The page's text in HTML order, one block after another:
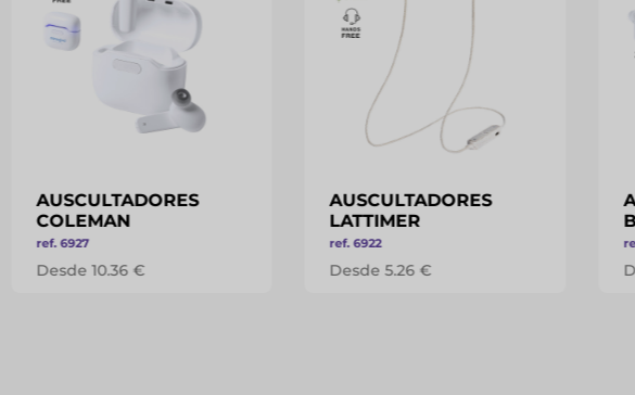
AUSCULTADORES
COLEMAN
ref. 6927
Desde 10.36 €
AUSCULTADORES
LATTIMER
ref. 6922
Desde 5.26 €